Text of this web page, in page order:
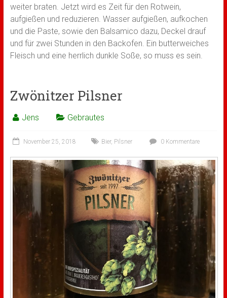
weiter braten. Jetzt wird es Zeit für den Rotwein,
aufgießen und reduzieren. Wasser aufgießen, aufkochen
und die Paste, sowie den Balsamico dazu, Deckel drauf
und für zwei Stunden in den Backofen. Ein butterweiches
Fleisch und eine herrlich dunkle Soße, so muss es sein.
Zwönitzer Pilsner
Jens Gebrautes
November 25, 2018 Bier, Pilsner 0 Kommentare